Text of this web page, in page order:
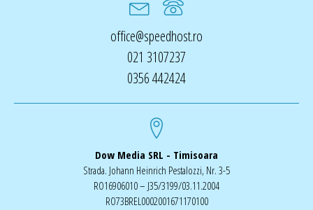
office@speedhost.ro
021 3107237
0356 442424
Dow Media SRL - Timisoara
Strada. Johann Heinrich Pestalozzi, Nr. 3-5
RO16906010 – J35/3199/03.11.2004
RO73BREL0002001671170100